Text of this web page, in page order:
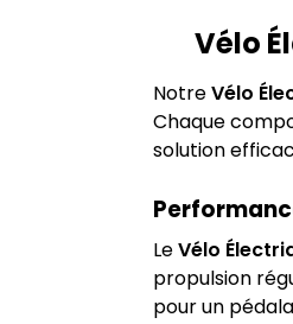
Vélo
NotreVélo
Chaque
solution
LeVélo
propulsion
pour un